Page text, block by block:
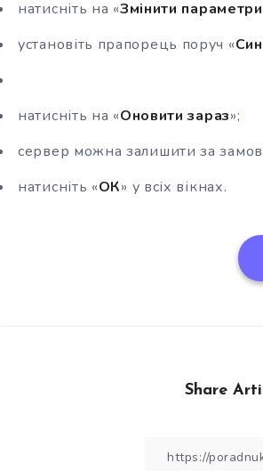
натисніть на «Змінити
установіть прапорець поруч «
натисніть на «Оновити зараз»;
сервер можна залишити за
натисніть «ОК» у всіх вікнах.
Share